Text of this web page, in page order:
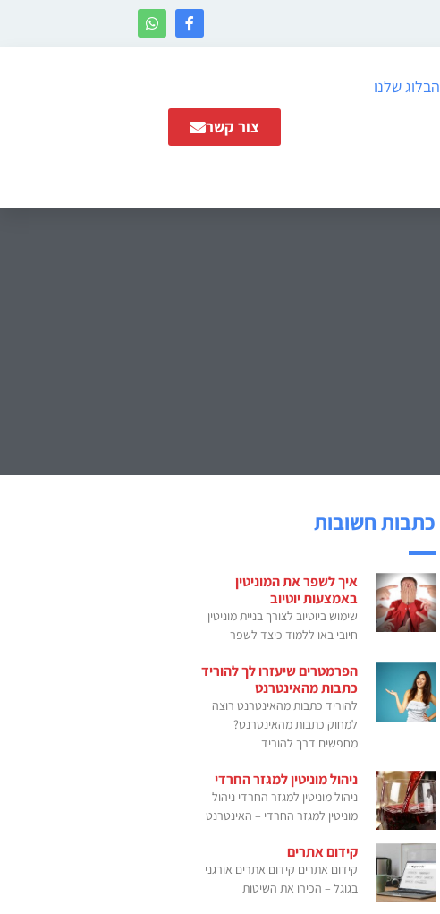
הבלוג שלנו
צור קשר
כתבות חשובות
איך לשפר את המוניטין
באמצעות יוטיוב
שימוש ביוטיוב לצורך בניית מוניטין
חיובי באו ללמוד כיצד לשפר
הפרמטרים שיעזרו לך להוריד
כתבות מהאינטרנט
להוריד כתבות מהאינטרנט רוצה
למחוק כתבות מהאינטרנט?
מחפשים דרך להוריד
ניהול מוניטין למגזר החרדי
ניהול מוניטין למגזר החרדי ניהול
מוניטין למגזר החרדי – האינטרנט
קידום אתרים
קידום אתרים קידום אתרים אורגני
בגוגל – הכירו את השיטות